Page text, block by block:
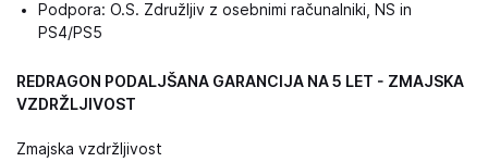
Podpora: O.S. Združljiv z osebnimi računalniki, NS in
PS4/PS5
REDRAGON PODALJŠANA GARANCIJA NA 5 LET - ZMAJSKA
VZDRŽLJIVOST
Zmajska vzdržljivost